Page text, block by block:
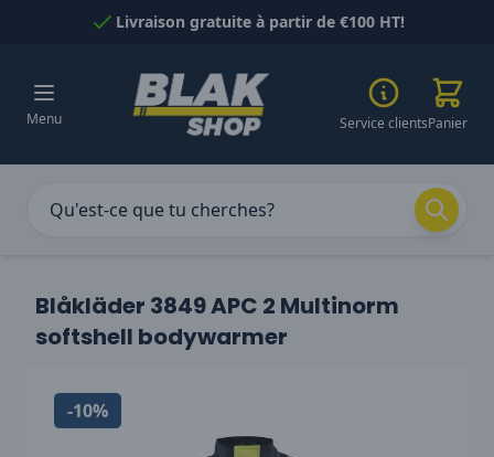
Passer au contenuLivraison gratuite à partir de €100 HT!
Menu Service clientsPanier
Blåkläder 3849 APC 2 Multinorm
softshell bodywarmer
-10%